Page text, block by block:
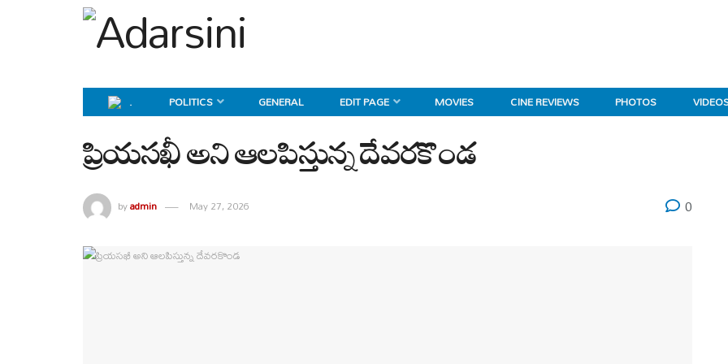
. POLITICS GENERAL EDIT PAGE MOVIES CINE REVIEWS PHOTOS
ప్రియసఖీ అని ఆలపిస్తున్న దేవరకొండ
byadmin May 27, 2026 0